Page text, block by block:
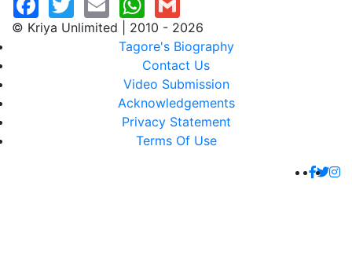
© Kriya Unlimited | 2010 - 2026
Tagore's Biography
Contact Us
Video Submission
Acknowledgements
Privacy Statement
Terms Of Use